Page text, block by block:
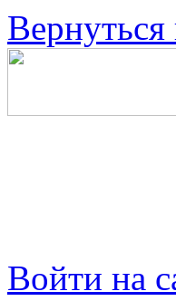
Войти на